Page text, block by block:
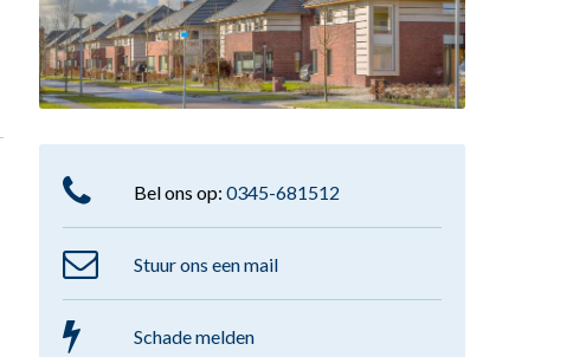
Bel ons op: 0345-681512
Stuur ons een mail
Schade melden